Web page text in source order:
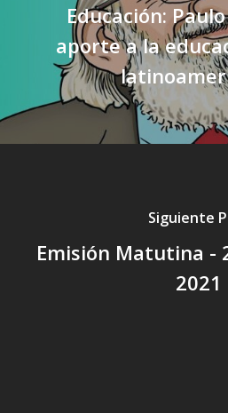
Educación:
aporte a la
Siguiente
Emisión Matutina -
2021